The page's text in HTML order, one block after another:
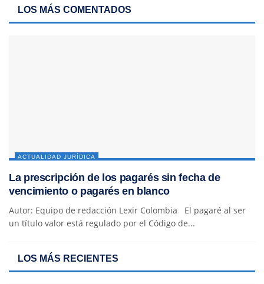
LOS MÁS COMENTADOS
ACTUALIDAD JURÍDICA
La prescripción de los pagarés sin fecha de
vencimiento o pagarés en blanco
Autor: Equipo de redacción Lexir Colombia El pagaré al ser
un título valor está regulado por el Código de...
LOS MÁS RECIENTES